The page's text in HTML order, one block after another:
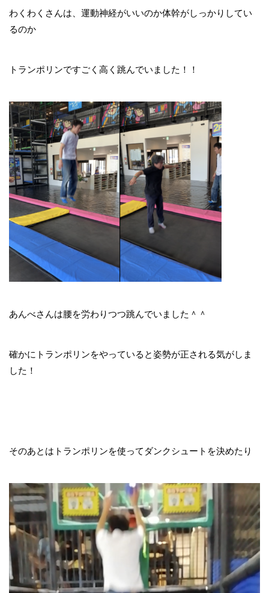
わくわくさんは、運動神経がいいのか体幹がしっかりしてい
るのか
トランポリンですごく高く跳んでいました！！
あんべさんは腰を労わりつつ跳んでいました＾＾
確かにトランポリンをやっていると姿勢が正される気がしま
した！
そのあとはトランポリンを使ってダンクシュートを決めたり